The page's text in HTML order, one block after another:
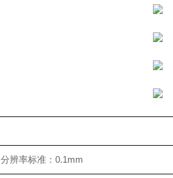
分辨率标准：0.1mm